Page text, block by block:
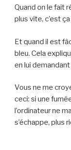
Quand on le fait
plus vite, c’est
Et quand il est
bleu. Cela
en lui
Vous ne me
ceci: si une
l’ordinateur ne
s’échappe, plus